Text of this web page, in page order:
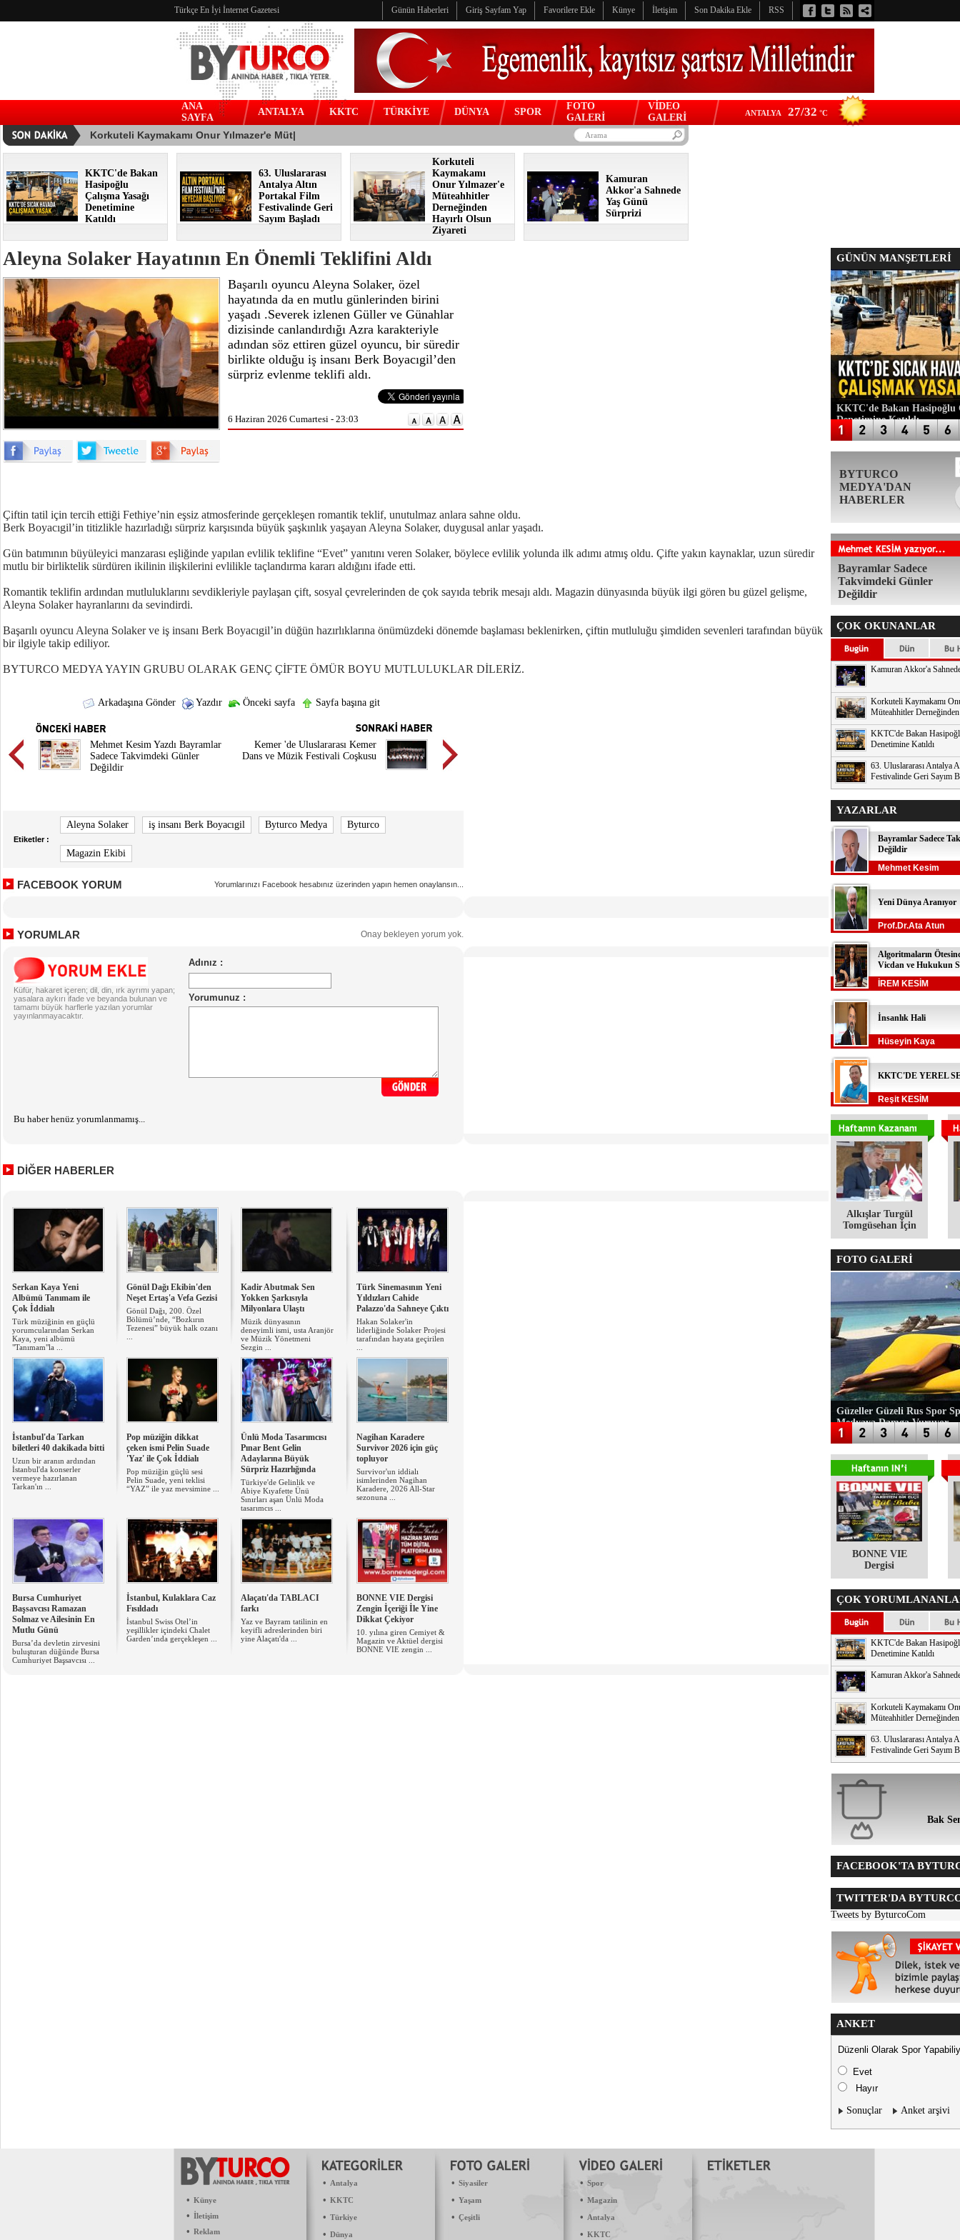
Türkçe En İyi İnternet Gazetesi Günün Haberleri Giriş Sayfam Yap Favorilere Ekle Künye İletişim Son Dakika Ekle RSS
ANA
SAYFA
ANTALYA KKTC TÜRKİYE DÜNYA SPOR
FOTO
GALERİ
VİDEO
GALERİ
ANTALYA 27/32 °C
KKTC'de Bakan
Hasipoğlu
Çalışma Yasağı
Denetimine
Katıldı
63. Uluslararası
Antalya Altın
Portakal Film
Festivalinde Geri
Sayım Başladı
Korkuteli
Kaymakamı
Onur Yılmazer'e
Müteahhitler
Derneğinden
Hayırlı Olsun
Ziyareti
Kamuran
Akkor'a Sahnede
Yaş Günü
Sürprizi
Aleyna Solaker Hayatının En Önemli Teklifini Aldı
Başarılı oyuncu Aleyna Solaker, özel
hayatında da en mutlu günlerinden birini
yaşadı .Severek izlenen Güller ve Günahlar
dizisinde canlandırdığı Azra karakteriyle
adından söz ettiren güzel oyuncu, bir süredir
birlikte olduğu iş insanı Berk Boyacıgil’den
sürpriz evlenme teklifi aldı.
6 Haziran 2026 Cumartesi - 23:03
Çiftin tatil için tercih ettiği Fethiye’nin eşsiz atmosferinde gerçekleşen romantik teklif, unutulmaz anlara sahne oldu.
Berk Boyacıgil’in titizlikle hazırladığı sürpriz karşısında büyük şaşkınlık yaşayan Aleyna Solaker, duygusal anlar yaşadı.
Gün batımının büyüleyici manzarası eşliğinde yapılan evlilik teklifine “Evet” yanıtını veren Solaker, böylece evlilik yolunda ilk adımı atmış oldu. Çifte yakın kaynaklar, uzun süredir
mutlu bir birliktelik sürdüren ikilinin ilişkilerini evlilikle taçlandırma kararı aldığını ifade etti.
Romantik teklifin ardından mutluluklarını sevdikleriyle paylaşan çift, sosyal çevrelerinden de çok sayıda tebrik mesajı aldı. Magazin dünyasında büyük ilgi gören bu güzel gelişme,
Aleyna Solaker hayranlarını da sevindirdi.
Başarılı oyuncu Aleyna Solaker ve iş insanı Berk Boyacıgil’in düğün hazırlıklarına önümüzdeki dönemde başlaması beklenirken, çiftin mutluluğu şimdiden sevenleri tarafından büyük
bir ilgiyle takip ediliyor.
BYTURCO MEDYA YAYIN GRUBU OLARAK GENÇ ÇİFTE ÖMÜR BOYU MUTLULUKLAR DİLERİZ.
Arkadaşına Gönder Yazdır Önceki sayfa Sayfa başına git
Mehmet Kesim Yazdı Bayramlar
Sadece Takvimdeki Günler
Değildir
Kemer 'de Uluslararası Kemer
Dans ve Müzik Festivali Coşkusu
Etiketler :
Aleyna Solaker iş insanı Berk Boyacıgil Byturco Medya Byturco
Magazin Ekibi
FACEBOOK YORUM Yorumlarınızı Facebook hesabınız üzerinden yapın hemen onaylansın...
YORUMLAR Onay bekleyen yorum yok.
Küfür, hakaret içeren; dil, din, ırk ayrımı yapan;
yasalara aykırı ifade ve beyanda bulunan ve
tamamı büyük harflerle yazılan yorumlar
yayınlanmayacaktır.
Bu haber henüz yorumlanmamış...
DİĞER HABERLER
Serkan Kaya Yeni
Albümü Tanımam ile
Çok İddialı
Türk müziğinin en güçlü
yorumcularından Serkan
Kaya, yeni albümü
"Tanımam"la ...
Gönül Dağı Ekibin'den
Neşet Ertaş'a Vefa Gezisi
Gönül Dağı, 200. Özel
Bölümü’nde, “Bozkırın
Tezenesi” büyük halk ozanı
Kadir Abutmak Sen
Yokken Şarkısıyla
Milyonlara Ulaştı
Müzik dünyasının
deneyimli ismi, usta Aranjör
ve Müzik Yönetmeni
Sezgin ...
Türk Sinemasının Yeni
Yıldızları Cahide
Palazzo'da Sahneye Çıktı
Hakan Solaker'in
liderliğinde Solaker Projesi
tarafından hayata geçirilen
İstanbul'da Tarkan
biletleri 40 dakikada bitti
Uzun bir aranın ardından
İstanbul'da konserler
vermeye hazırlanan
Tarkan'ın ...
Pop müziğin dikkat
çeken ismi Pelin Suade
'Yaz' ile Çok İddialı
Pop müziğin güçlü sesi
Pelin Suade, yeni teklisi
“YAZ” ile yaz mevsimine ...
Ünlü Moda Tasarımcısı
Pınar Bent Gelin
Adaylarına Büyük
Sürpriz Hazırlığında
Türkiye'de Gelinlik ve
Abiye Kıyafette Ünü
Sınırları aşan Ünlü Moda
tasarımcıs ...
Nagihan Karadere
Survivor 2026 için güç
topluyor
Survivor'un iddialı
isimlerinden Nagihan
Karadere, 2026 All-Star
sezonuna ...
Bursa Cumhuriyet
Başsavcısı Ramazan
Solmaz ve Ailesinin En
Mutlu Günü
Bursa’da devletin zirvesini
buluşturan düğünde Bursa
Cumhuriyet Başsavcısı ...
İstanbul, Kulaklara Caz
Fısıldadı
İstanbul Swiss Otel’in
yeşillikler içindeki Chalet
Garden’ında gerçekleşen ...
Alaçatı'da TABLACI
farkı
Yaz ve Bayram tatilinin en
keyifli adreslerinden biri
yine Alaçatı'da ...
BONNE VIE Dergisi
Zengin İçeriği İle Yine
Dikkat Çekiyor
10. yılına giren Cemiyet &
Magazin ve Aktüel dergisi
BONNE VIE zengin ...
GÜNÜN MANŞETLERİ
KKTC'de Bakan Hasipoğlu
Denetimine Katıldı
BYTURCO
MEDYA'DAN
HABERLER
Bayramlar Sadece
Takvimdeki Günler
Değildir
ÇOK OKUNANLAR
Kamuran Akkor'a
Korkuteli Kaymakamı
Müteahhitler
KKTC'de Bakan
Denetimine Katıldı
63. Uluslararası Antalya
Festivalinde Geri Sayım
YAZARLAR
Bayramlar Sadece
Değildir
Mehmet Kesim
Yeni Dünya Aranıyor
Prof.Dr.Ata Atun
Algoritmaların
Vicdan ve Hukukun
İREM KESİM
İnsanlık Hali
Hüseyin Kaya
KKTC'DE YEREL
Reşit KESİM
Alkışlar Turgül
Tomgüsehan İçin
FOTO GALERİ
Güzeller Güzeli Rus Spor
Medyaya Damga Vuruyor
BONNE VIE
Dergisi
ÇOK
KKTC'de Bakan
Denetimine Katıldı
Kamuran Akkor'a
Korkuteli Kaymakamı
Müteahhitler
63. Uluslararası Antalya
Festivalinde Geri Sayım
Bak
FACEBOOK'TA
TWITTER'DA
Tweets by ByturcoCom
ANKET
Düzenli Olarak Spor
Evet
Hayır
Sonuçlar Anket arşivi
• Künye
• İletişim
• Reklam
• Antalya
• KKTC
• Türkiye
• Dünya
• Siyasiler
• Yaşam
• Çeşitli
• Spor
• Magazin
• Antalya
• KKTC